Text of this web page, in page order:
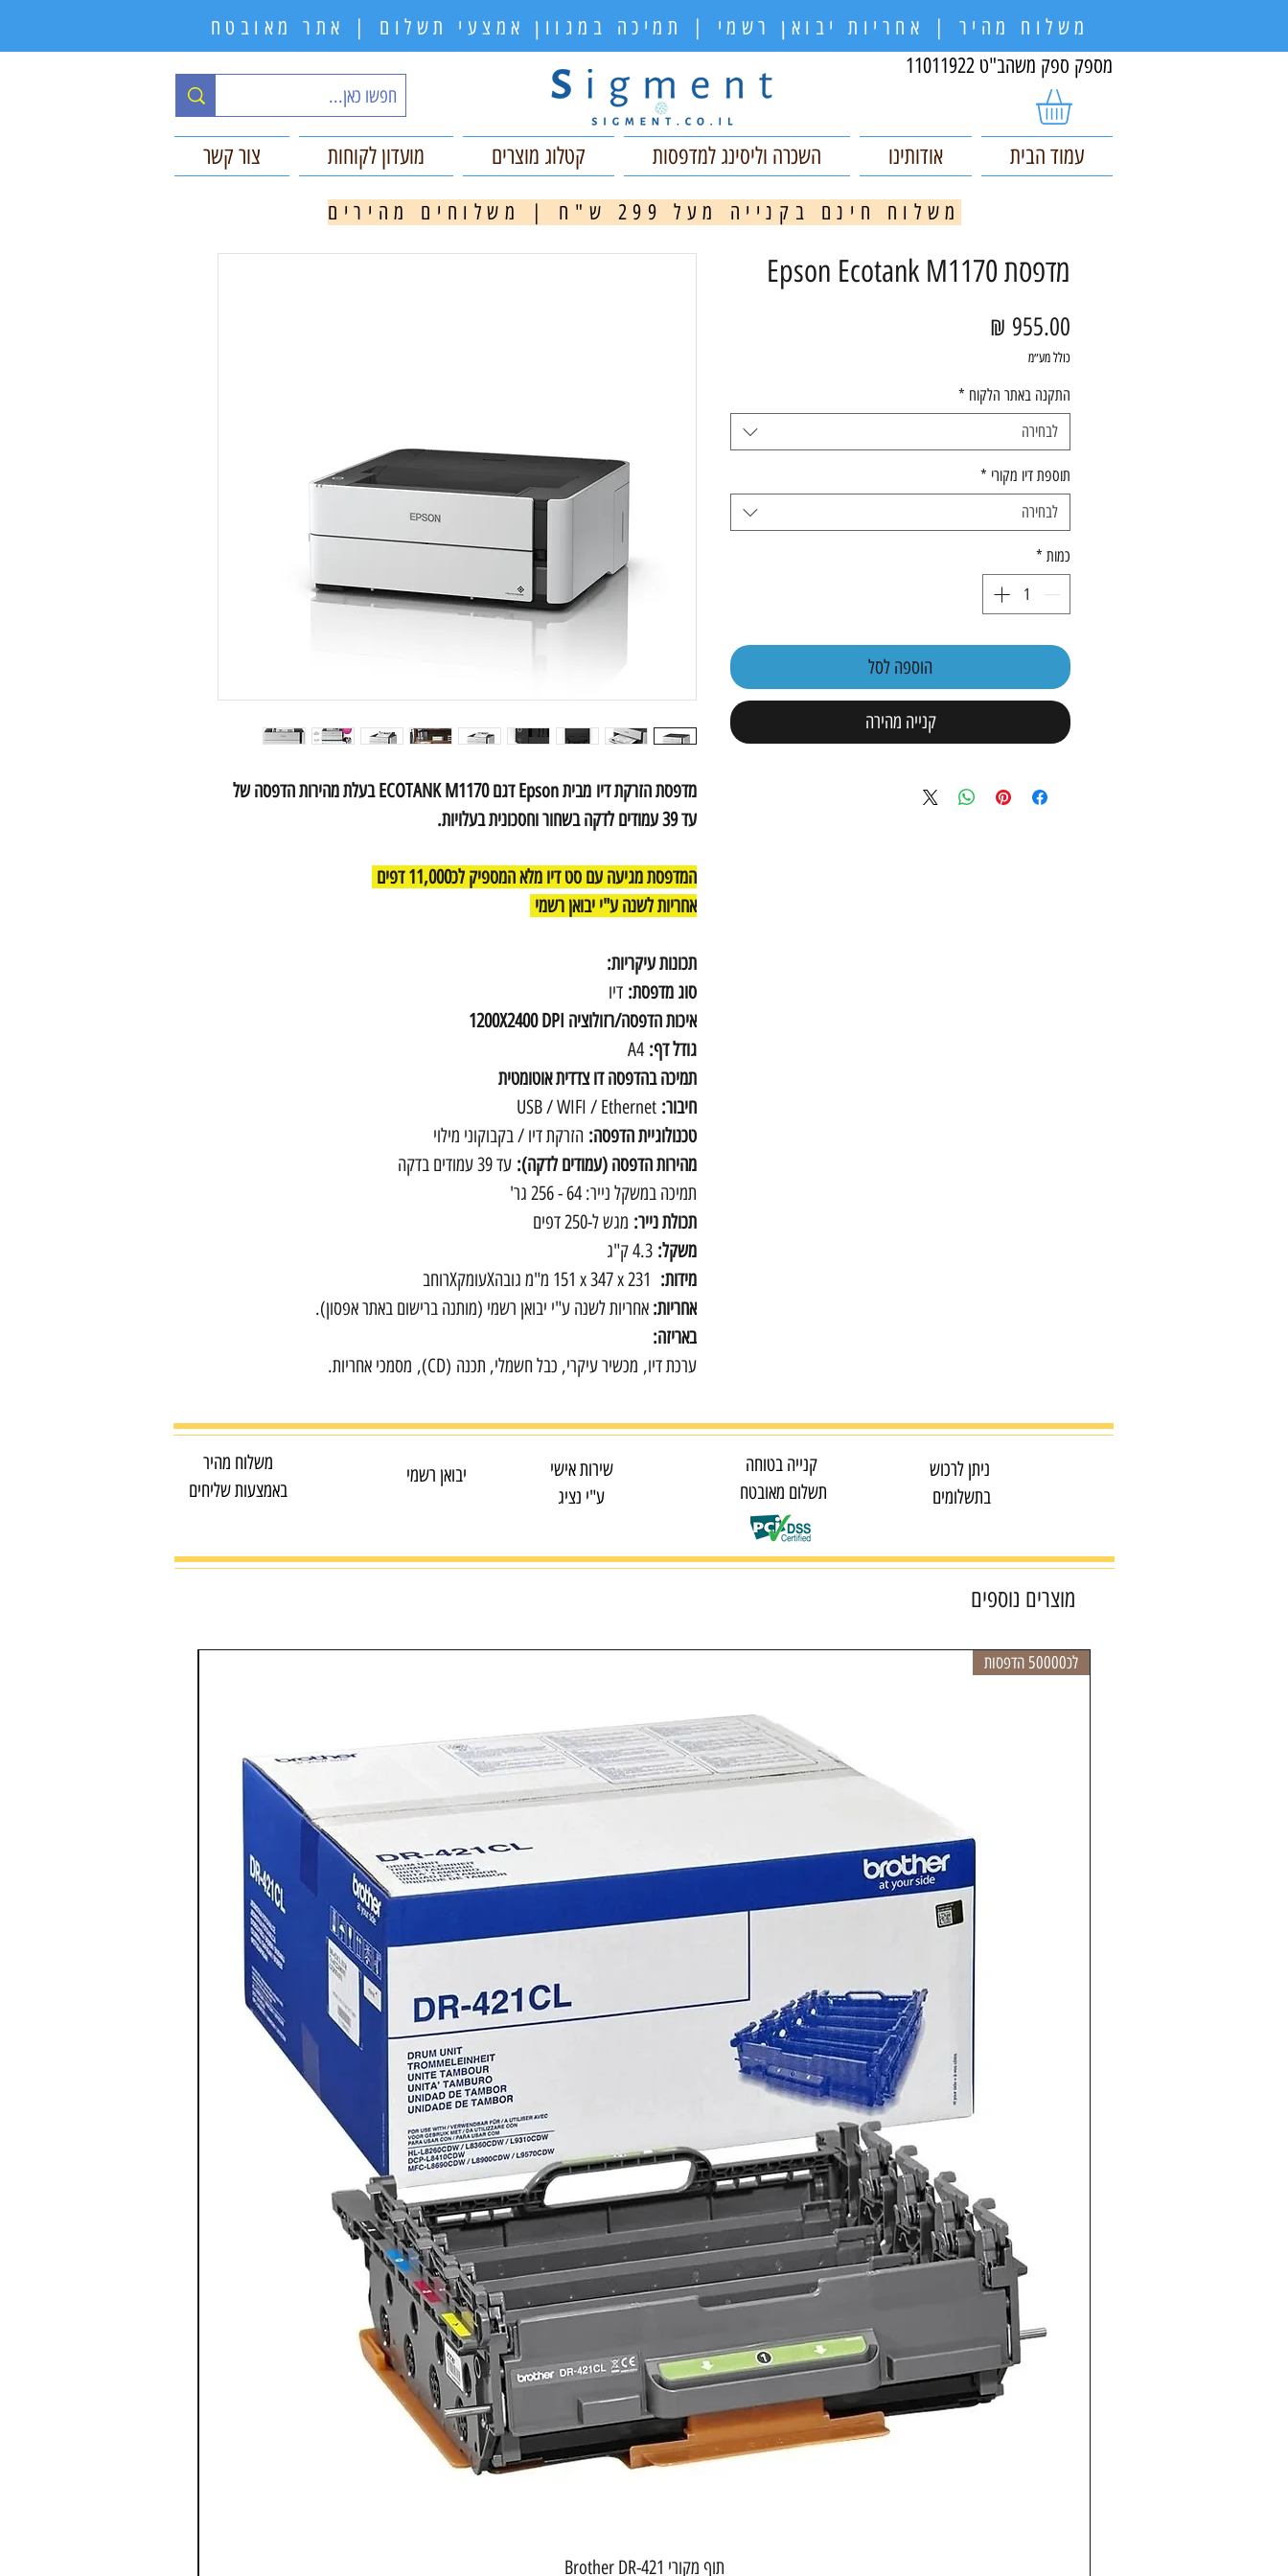
משלוח מהיר | אחריות יבואן רשמי | תמיכה במגוון אמצעי תשלום | אתר מאובטח
מספק ספק משהב"ט 11011922
עמוד הבית אודותינו השכרה וליסינג למדפסות קטלוג מוצרים מועדון לקוחות צור קשר
מ משלוח חינם בקנייה מעל 299 ש"ח | משלוחים מהירים
מדפסת הזרקת דיו מבית Epson דגם ECOTANK M1170 בעלת מהירות הדפסה של
עד 39 עמודים לדקה בשחור וחסכונית בעלויות.
המדפסת מגיעה עם סט דיו מלא המספיק לכ11,000 דפים
אחריות לשנה ע"י יבואן רשמי
תכונות עיקריות:
סוג מדפסת: דיו
איכות הדפסה/רזולוציה 1200X2400 DPI
גודל דף:A4
תמיכה בהדפסה דו צדדית אוטומטית
חיבור: USB / WIFI / Ethernet
טכנולוגיית הדפסה: הזרקת דיו / בקבוקוני מילוי
מהירות הדפסה (עמודים לדקה): עד 39 עמודים בדקה
תמיכה במשקל נייר:64 - 256 גר'
תכולת נייר: מגש ל-250 דפים
משקל: 4.3 ק"ג
מידות:
אחריות: אחריות לשנה ע"י יבואן רשמי (מותנה ברישום באתר אפסון).
באריזה:
ערכת דיו, מכשיר עיקרי, כבל חשמלי, תכנה (CD), מסמכי אחריות.
מדפסת Epson Ecotank M1170
כולל מע״מ
התקנה באתר הלקוח *
לבחירה
תוספת דיו מקורי *
לבחירה
כמות *
הוספה לסל
קנייה מהירה
ניתן לרכוש
בתשלומים
קנייה בטוחה
תשלום מאובטח
שירות אישי
ע"י נציג
יבואן רשמי
משלוח מהיר
באמצעות שליחים
מוצרים נוספים
תצוגה מהירה
לכ50000 הדפסות
תוף מקורי Brother DR-421